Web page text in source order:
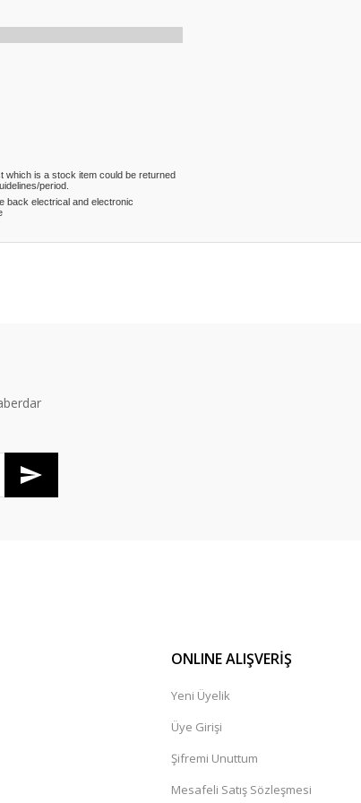
which is a stock item could be returned
period.
back electrical and electronic
ONLINE ALIŞVERİŞ
Yeni Üyelik
Üye Girişi
Şifremi Unuttum
Mesafeli Satış Sözleşmesi